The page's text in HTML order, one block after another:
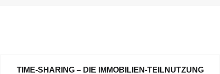
TIME-SHARING – DIE IMMOBILIEN-TEILNUTZUNG